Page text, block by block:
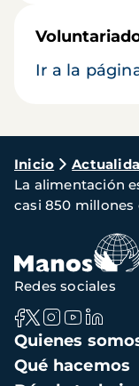
Ir a la
Ruta
de
Inicio
La alimentación
casi 850 millones
Navegación
principal
Quienes
Qué hacemos
Redes sociales